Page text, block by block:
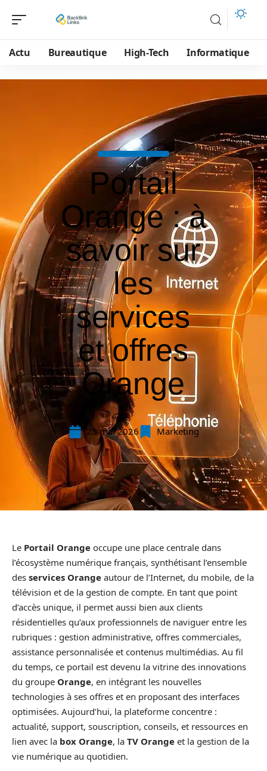
Actu Bureautique High-Tech Informatique
Portail
Orange : à
savoir sur
les
services
et offres
Orange
25 mai 2026 Marketing
Le Portail Orange occupe une place centrale dans
l’écosystème numérique français, synthétisant l’ensemble
des services Orange autour de l’Internet, du mobile, de la
télévision et de la gestion de compte. En tant que point
d’accès unique, il permet aussi bien aux clients
résidentielles qu’aux professionnels de naviguer entre les
rubriques : gestion administrative, offres commerciales,
assistance personnalisée et contenus multimédias. Au fil
du temps, ce portail est devenu la vitrine des innovations
du groupe Orange, en intégrant les nouvelles
technologies à ses offres et en proposant des interfaces
optimisées. Aujourd’hui, la plateforme concentre :
actualité, support, souscription, conseils, et ressources en
lien avec la box Orange, la TV Orange et la gestion de la
vie numérique au quotidien.